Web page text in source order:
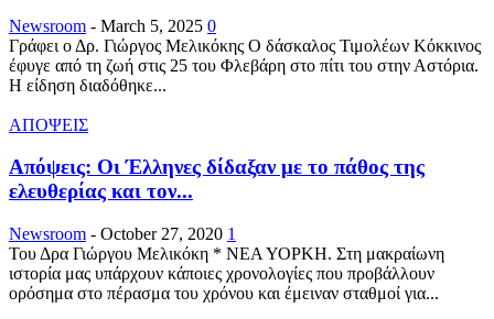
Newsroom - March 5, 2025 0
Γράφει ο Δρ. Γιώργος Μελικόκης Ο δάσκαλος Τιμολέων Κόκκινος
έφυγε από τη ζωή στις 25 του Φλεβάρη στο πίτι του στην Αστόρια.
Η είδηση διαδόθηκε...
ΑΠΟΨΕΙΣ
Απόψεις: Οι Έλληνες δίδαξαν με το πάθος της
ελευθερίας και τον...
Newsroom - October 27, 2020 1
Του Δρα Γιώργου Μελικόκη * ΝΕΑ ΥΟΡΚΗ. Στη μακραίωνη
ιστορία μας υπάρχουν κάποιες χρονολογίες που προβάλλουν
ορόσημα στο πέρασμα του χρόνου και έμειναν σταθμοί για...